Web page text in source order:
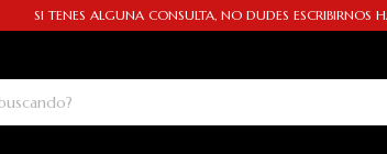
SI TENES ALGUNA CONSULTA, NO DUDES ESCRIBIRNOS